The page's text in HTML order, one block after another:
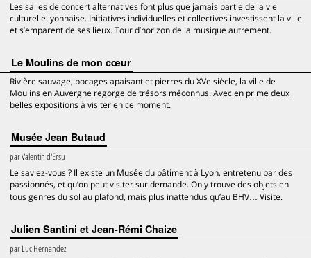
Les salles de concert alternatives font plus que jamais partie de la vie
culturelle lyonnaise. Initiatives individuelles et collectives investissent la ville
et s’emparent de ses lieux. Tour d’horizon de la musique autrement.
Le Moulins de mon cœur
Rivière sauvage, bocages apaisant et pierres du XVe siècle, la ville de
Moulins en Auvergne regorge de trésors méconnus. Avec en prime deux
belles expositions à visiter en ce moment.
Musée Jean Butaud
parValentin d'Ersu
Le saviez-vous ? Il existe un Musée du bâtiment à Lyon, entretenu par des
passionnés, et qu’on peut visiter sur demande. On y trouve des objets en
tous genres du sol au plafond, mais plus inattendus qu’au BHV… Visite.
Julien Santini et Jean-Rémi Chaize
parLuc Hernandez